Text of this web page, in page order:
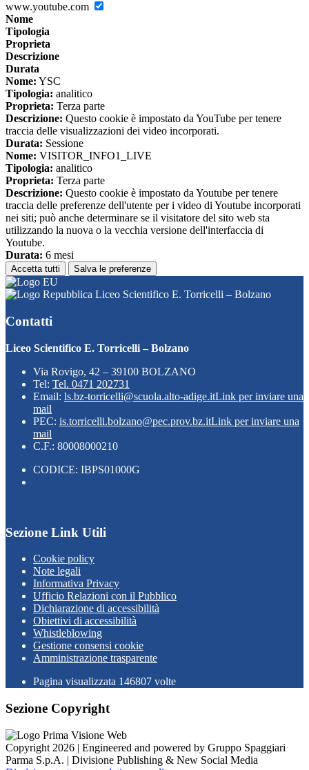
www.youtube.com
Nome
Tipologia
Proprieta
Descrizione
Durata
Nome: YSC
Tipologia: analitico
Proprieta: Terza parte
Descrizione: Questo cookie è impostato da YouTube per tenere
traccia delle visualizzazioni dei video incorporati.
Durata: Sessione
Nome: VISITOR_INFO1_LIVE
Tipologia: analitico
Proprieta: Terza parte
Descrizione: Questo cookie è impostato da Youtube per tenere
traccia delle preferenze dell'utente per i video di Youtube incorporati
nei siti; può anche determinare se il visitatore del sito web sta
utilizzando la nuova o la vecchia versione dell'interfaccia di
Youtube.
Durata: 6 mesi
Accetta tutti Salva le preferenze
Liceo Scientifico E. Torricelli – Bolzano
Contatti
Liceo Scientifico E. Torricelli – Bolzano
Via Rovigo, 42 – 39100 BOLZANO
Tel: Tel. 0471 202731
Email: ls.bz-torricelli@scuola.alto-adige.itLink per inviare una
mail
PEC: is.torricelli.bolzano@pec.prov.bz.itLink per inviare una
mail
C.F.: 80008000210
CODICE: IBPS01000G
Sezione Link Utili
Cookie policy
Note legali
Informativa Privacy
Ufficio Relazioni con il Pubblico
Dichiarazione di accessibilità
Obiettivi di accessibilità
Whistleblowing
Gestione consensi cookie
Amministrazione trasparente
Pagina visualizzata 146807 volte
Sezione Copyright
Copyright 2026 | Engineered and powered by Gruppo Spaggiari
Parma S.p.A. | Divisione Publishing & New Social Media